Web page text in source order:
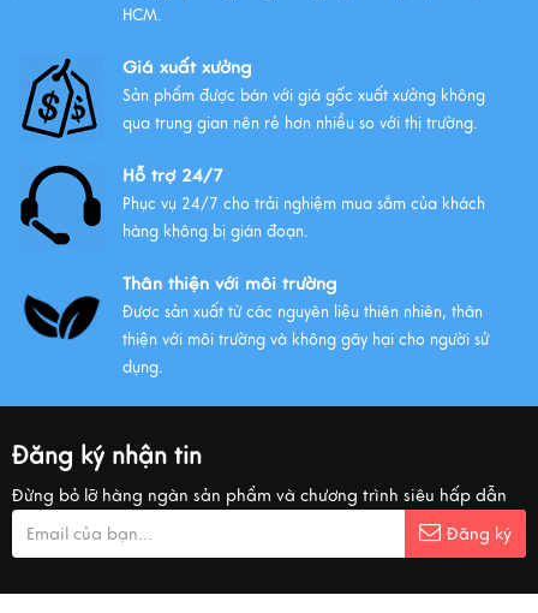
HCM.
Giá xuất xưởng
Sản phẩm được bán với giá gốc xuất xưởng không
qua trung gian nên rẻ hơn nhiều so với thị trường.
Hỗ trợ 24/7
Phục vụ 24/7 cho trải nghiệm mua sắm của khách
hàng không bị gián đoạn.
Thân thiện với môi trường
Được sản xuất từ các nguyên liệu thiên nhiên, thân
thiện với môi trường và không gây hại cho người sử
dụng.
Đăng ký nhận tin
Đừng bỏ lỡ hàng ngàn sản phẩm và chương trình siêu hấp dẫn
Đăng ký